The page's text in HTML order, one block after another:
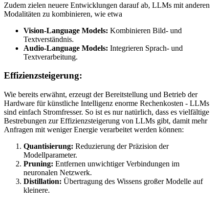
Zudem zielen neuere Entwicklungen darauf ab, LLMs mit anderen
Modalitäten zu kombinieren, wie etwa
Vision-Language Models: Kombinieren Bild- und
Textverständnis.
Audio-Language Models: Integrieren Sprach- und
Textverarbeitung.
Effizienzsteigerung:
Wie bereits erwähnt, erzeugt der Bereitstellung und Betrieb der
Hardware für künstliche Intelligenz enorme Rechenkosten - LLMs
sind einfach Stromfresser. So ist es nur natürlich, dass es vielfältige
Bestrebungen zur Effizienzsteigerung von LLMs gibt, damit mehr
Anfragen mit weniger Energie verarbeitet werden können:
Quantisierung: Reduzierung der Präzision der
Modellparameter.
Pruning: Entfernen unwichtiger Verbindungen im
neuronalen Netzwerk.
Distillation: Übertragung des Wissens großer Modelle auf
kleinere.